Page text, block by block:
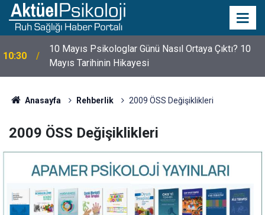
10:30
10 Mayıs Psikologlar Günü Nasıl Ortaya Çıktı? 10
Mayıs Tarihinin Hikayesi
Anasayfa Rehberlik 2009 ÖSS Değişiklikleri
2009 ÖSS Değişiklikleri